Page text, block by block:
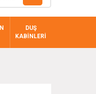
DUŞ
KABİNLERİ